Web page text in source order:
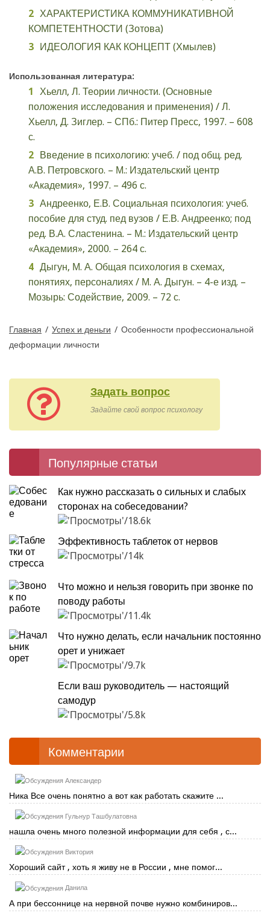
ХАРАКТЕРИСТИКА КОММУНИКАТИВНОЙ
КОМПЕТЕНТНОСТИ (Зотова)
ИДЕОЛОГИЯ КАК КОНЦЕПТ (Хмылев)
Использованная литература:
Хьелл, Л. Теории личности. (Основные
положения исследования и применения) / Л.
Хьелл, Д. Зиглер. – СПб.: Питер Пресс, 1997. – 608
с.
Введение в психологию: учеб. / под общ. ред.
А.В. Петровского. – М.: Издательский центр
«Академия», 1997. – 496 с.
Андреенко, Е.В. Социальная психология: учеб.
пособие для студ. пед вузов / Е.В. Андреенко; под
ред. В.А. Сластенина. – М.: Издательский центр
«Академия», 2000. – 264 с.
Дыгун, М. А. Общая психология в схемах,
понятиях, персоналиях / М. А. Дыгун. – 4-е изд. –
Мозырь: Содействие, 2009. – 72 с.
Главная / Успех и деньги / Особенности профессиональной
деформации личности
Задать вопрос
Задайте свой вопрос психологу
Популярные статьи
Как нужно рассказать о сильных и слабых
сторонах на собеседовании?
18.6k
Эффективность таблеток от нервов
14k
Что можно и нельзя говорить при звонке по
поводу работы
11.4k
Что нужно делать, если начальник постоянно
орет и унижает
9.7k
Если ваш руководитель — настоящий
самодур
5.8k
Комментарии
Александер
Ника Все очень понятно а вот как работать скажите ...
Гульнур Ташбулатовна
нашла очень много полезной информации для себя , с...
Виктория
Хороший сайт , хоть я живу не в России , мне помог...
Данила
А при бессоннице на нервной почве нужно комбиниров...